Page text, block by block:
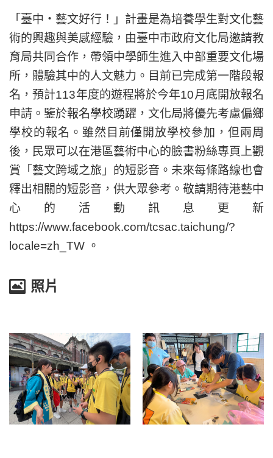
「臺中‧藝文好行！」計畫是為培養學生對文化藝
術的興趣與美感經驗，由臺中市政府文化局邀請教
育局共同合作，帶領中學師生進入中部重要文化場
所，體驗其中的人文魅力。目前已完成第一階段報
名，預計113年度的遊程將於今年10月底開放報名
申請。鑒於報名學校踴躍，文化局將優先考慮偏鄉
學校的報名。雖然目前僅開放學校參加，但兩周
後，民眾可以在港區藝術中心的臉書粉絲專頁上觀
賞「藝文跨域之旅」的短影音。未來每條路線也會
釋出相關的短影音，供大眾參考。敬請期待港藝中
心的活動訊息更新
https://www.facebook.com/tcsac.taichung/?
locale=zh_TW 。
照片